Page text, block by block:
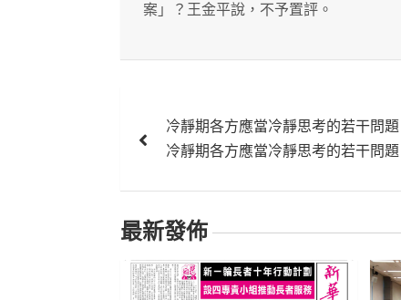
案」？王金平說，不予置評。
章
覽
冷靜期各方應當冷靜思考的若干問題
冷靜期各方應當冷靜思考的若干問題
最新發佈